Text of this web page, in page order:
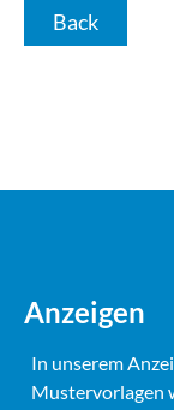
Back
Anzeigen
In unserem
Mustervorlagen